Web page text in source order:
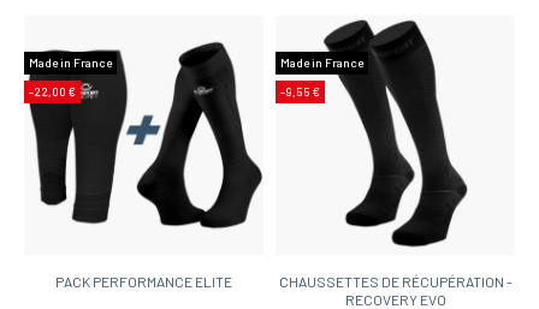
Made in France
-22,00 €
PACK PERFORMANCE ELITE
Made in France
-9,55 €
CHAUSSETTES DE RÉCUPÉRATION -
RECOVERY EVO